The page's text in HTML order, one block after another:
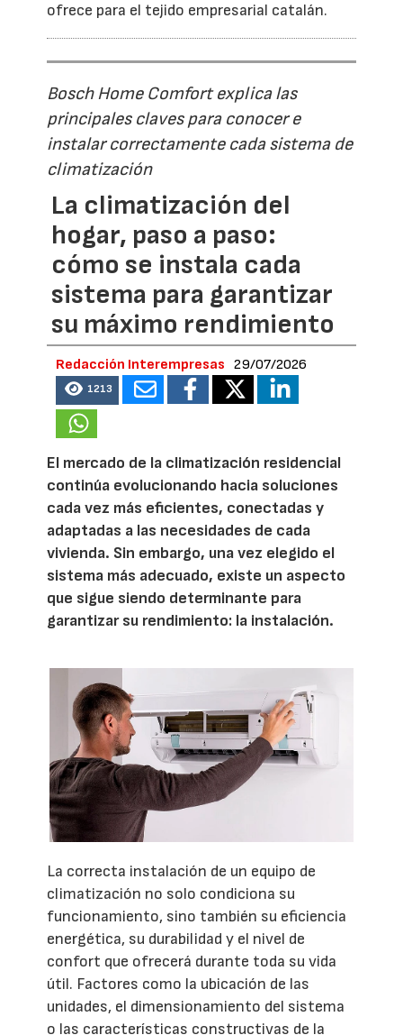
ofrece para el tejido empresarial catalán.
Bosch Home Comfort explica las
principales claves para conocer e
instalar correctamente cada sistema de
climatización
La climatización del
hogar, paso a paso:
cómo se instala cada
sistema para garantizar
su máximo rendimiento
Redacción Interempresas 29/07/2026
1213
El mercado de la climatización residencial
continúa evolucionando hacia soluciones
cada vez más eficientes, conectadas y
adaptadas a las necesidades de cada
vivienda. Sin embargo, una vez elegido el
sistema más adecuado, existe un aspecto
que sigue siendo determinante para
garantizar su rendimiento: la instalación.
La correcta instalación de un equipo de
climatización no solo condiciona su
funcionamiento, sino también su eficiencia
energética, su durabilidad y el nivel de
confort que ofrecerá durante toda su vida
útil. Factores como la ubicación de las
unidades, el dimensionamiento del sistema
o las características constructivas de la